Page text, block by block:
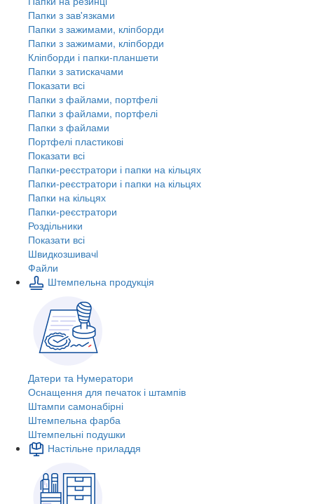
Папки з зав'язками
Папки з зажимами, кліпборди
Папки з зажимами, кліпборди
Кліпборди і папки-планшети
Папки з затискачами
Показати всі
Папки з файлами, портфелі
Папки з файлами, портфелі
Папки з файлами
Портфелі пластикові
Показати всі
Папки-реєстратори і папки на кільцях
Папки-реєстратори і папки на кільцях
Папки на кільцях
Папки-реєстратори
Роздільники
Показати всі
Швидкозшивачi
Файли
Штемпельна продукція
Датери та Нумератори
Оснащення для печаток і штампів
Штампи самонабірні
Штемпельна фарба
Штемпельні подушки
Настільне приладдя